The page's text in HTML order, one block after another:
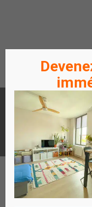
ACHETER
UN APPARTEMENT
ACCÈS
LOCATAIRES /